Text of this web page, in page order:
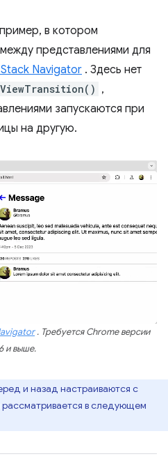
в котором
представлениями для
Navigator . Здесь нет
,
запускаются при
на другую.
. Требуется Chrome версии
и выше.
и назад настраиваются с
рассматривается в следующем